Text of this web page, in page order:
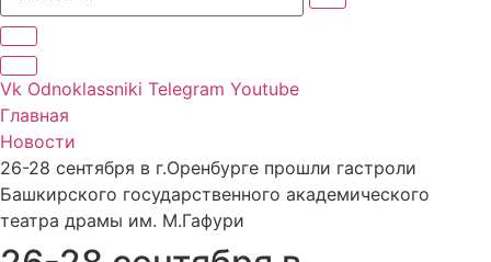
Vk Odnoklassniki Telegram Youtube
Главная
Новости
26-28 сентября в г.Оренбурге прошли гастроли
Башкирского государственного академического
театра драмы им. М.Гафури